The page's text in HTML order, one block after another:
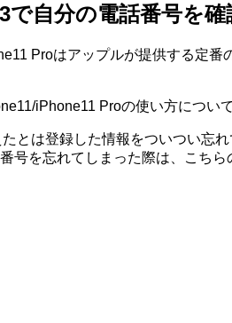
で自分の電話番号を
Proはアップルが提供する定
iPhone11 Proの使い方につい
とは登録した情報をついつい忘
号を忘れてしまった際は、こちら